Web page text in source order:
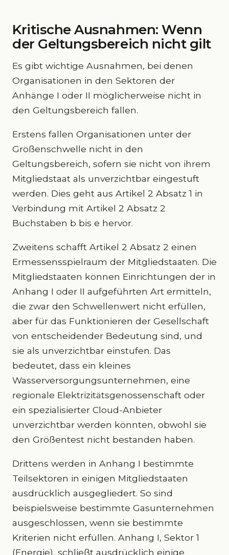
Kritische Ausnahmen: Wenn
der Geltungsbereich nicht gilt
Es gibt wichtige Ausnahmen, bei denen
Organisationen in den Sektoren der
Anhänge I oder II möglicherweise nicht in
den Geltungsbereich fallen.
Erstens fallen Organisationen unter der
Größenschwelle nicht in den
Geltungsbereich, sofern sie nicht von ihrem
Mitgliedstaat als unverzichtbar eingestuft
werden. Dies geht aus Artikel 2 Absatz 1 in
Verbindung mit Artikel 2 Absatz 2
Buchstaben b bis e hervor.
Zweitens schafft Artikel 2 Absatz 2 einen
Ermessensspielraum der Mitgliedstaaten. Die
Mitgliedstaaten können Einrichtungen der in
Anhang I oder II aufgeführten Art ermitteln,
die zwar den Schwellenwert nicht erfüllen,
aber für das Funktionieren der Gesellschaft
von entscheidender Bedeutung sind, und
sie als unverzichtbar einstufen. Das
bedeutet, dass ein kleines
Wasserversorgungsunternehmen, eine
regionale Elektrizitätsgenossenschaft oder
ein spezialisierter Cloud-Anbieter
unverzichtbar werden könnten, obwohl sie
den Größentest nicht bestanden haben.
Drittens werden in Anhang I bestimmte
Teilsektoren in einigen Mitgliedstaaten
ausdrücklich ausgegliedert. So sind
beispielsweise bestimmte Gasunternehmen
ausgeschlossen, wenn sie bestimmte
Kriterien nicht erfüllen. Anhang I, Sektor 1
(Energie), schließt ausdrücklich einige